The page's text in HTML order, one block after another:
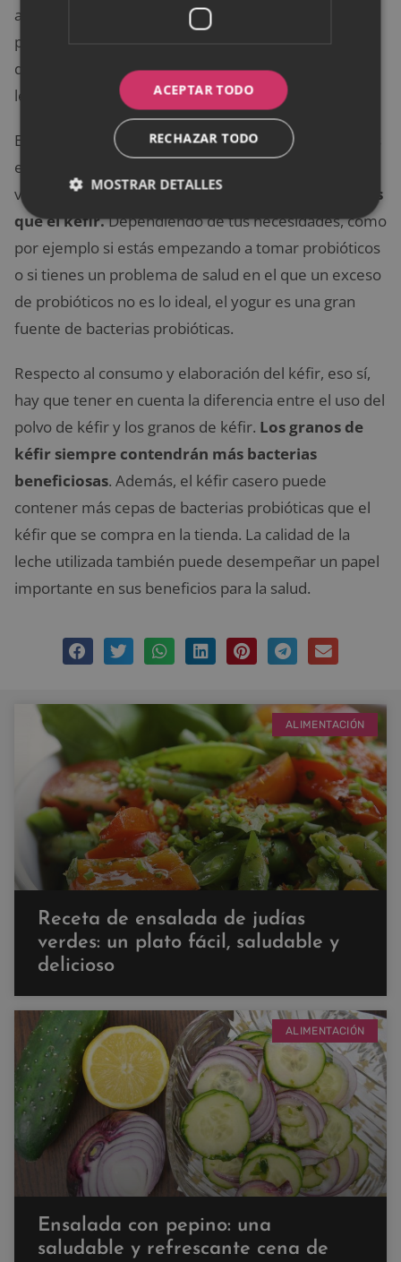
alguna enfermedad intestinal,
probablemente la mejor opción de los dos. Esto se
debe a que contiene la mayor cantidad de cepas de
levaduras beneficiosas, así como de bacterias.
En cuanto al yogur, los cultivos de yogur difieren y las
especies de bacterias beneficiosas también pueden
variar.
El yogur contiene muchas menos bacterias
que el kéfir.Dependiendo de tus necesidades, como
por ejemplo si estás empezando a tomar probióticos
o si tienes un problema de salud en el que un exceso
de probióticos no es lo ideal, el yogur es una gran
fuente de bacterias probióticas.
Respecto al consumo y elaboración del kéfir, eso sí,
hay que tener en cuenta la diferencia entre el uso del
polvo de kéfir y los granos de kéfir. Los granos de
kéfir siempre contendrán más bacterias
beneficiosas. Además, el kéfir casero puede
contener más cepas de bacterias probióticas que el
kéfir que se compra en la tienda. La calidad de la
leche utilizada también puede desempeñar un papel
importante en sus beneficios para la salud.
ALIMENTACIÓN
Receta de ensalada de judías
verdes: un plato fácil, saludable y
delicioso
ALIMENTACIÓN
Ensalada con pepino: una
saludable y refrescante cena de
ACEPTAR TODO
RECHAZAR TODO
MOSTRAR DETALLES